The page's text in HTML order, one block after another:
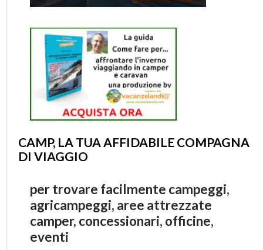
CAMP, LA TUA AFFIDABILE COMPAGNA
DI VIAGGIO
per trovare facilmente campeggi,
agricampeggi, aree attrezzate
camper, concessionari, officine,
eventi